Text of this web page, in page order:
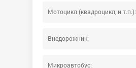
Мотоцикл (квадроцикл, и т.п.):
Внедорожник:
Микроавтобус: